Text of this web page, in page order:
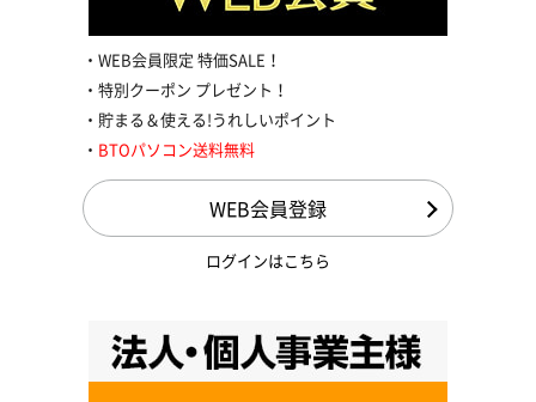
WEB会員限定 特価SALE！
特別クーポン プレゼント！
貯まる＆使える!うれしいポイント
BTOパソコン送料無料
WEB会員登録
ログインはこちら